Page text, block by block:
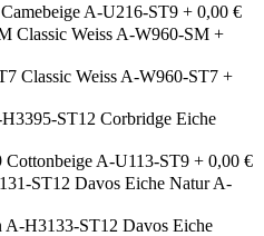
Camebeige A-U216-ST9 + 0,00 €
Classic Weiss A-W960-SM +
Classic Weiss A-W960-ST7 +
Corbridge Eiche
Cottonbeige A-U113-ST9 + 0,00 €
Davos Eiche Natur A-
Davos Eiche